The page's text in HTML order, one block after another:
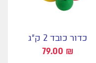
כדור כובד 2 ק"ג
79.00 ₪